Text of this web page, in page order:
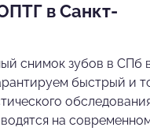
в Санкт-
снимок зубов в СПб
быстрый и
на